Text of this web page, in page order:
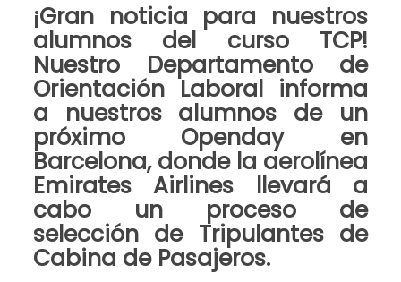
¡Gran noticia para nuestros
alumnos del curso TCP!
Nuestro Departamento de
Orientación Laboral informa
a nuestros alumnos de un
próximo Openday en
Barcelona, donde la aerolínea
Emirates Airlines llevará a
cabo un proceso de
selección de Tripulantes de
Cabina de Pasajeros.